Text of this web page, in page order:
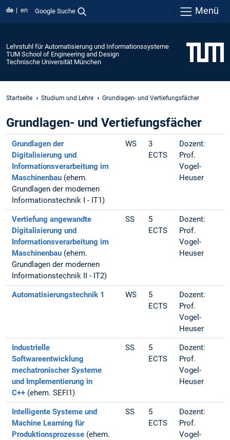
de en Google Suche Menü
Lehrstuhl für Automatisierung und Informationssysteme
TUM School of Engineering and Design
Technische Universität München
Startseite Studium und Lehre Grundlagen- und Vertiefungsfächer
Grundlagen- und Vertiefungsfächer
Grundlagen der
Digitalisierung und
Informationsverarbeitung im
Maschinenbau (ehem.
Grundlagen der modernen
Informationstechnik I - IT1)
WS
3
ECTS
Dozent:
Prof.
Vogel-
Heuser
Vertiefung angewandte
Digitalisierung und
Informationsverarbeitung im
Maschinenbau (ehem.
Grundlagen der modernen
Informationstechnik II - IT2)
SS
5
ECTS
Dozent:
Prof.
Vogel-
Heuser
Automatisierungstechnik 1 WS
5
ECTS
Dozent:
Prof.
Vogel-
Heuser
Industrielle
Softwareentwicklung
mechatronischer Systeme
und Implementierung in
C++ (ehem. SEFI1)
SS
5
ECTS
Dozent:
Prof.
Vogel-
Heuser
Intelligente Systeme und
Machine Learning für
Produktionsprozesse (ehem.
SS
5
ECTS
Dozent:
Prof.
Vogel-